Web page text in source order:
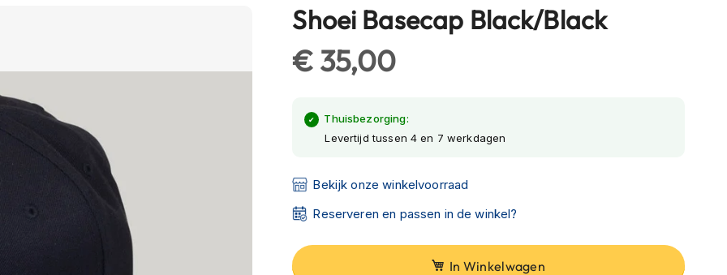
Shoei Basecap Black/Black
€ 35,00
Thuisbezorging:
Levertijd tussen 4 en 7 werkdagen
Bekijk onze winkelvoorraad
Reserveren en passen in de winkel?
In Winkelwagen